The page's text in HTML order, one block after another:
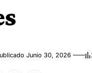
Junio 30, 2026